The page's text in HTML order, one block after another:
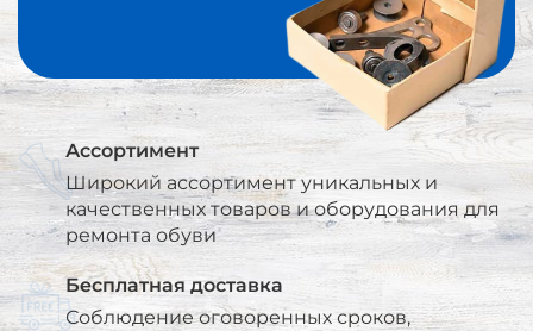
Ассортимент
Широкий ассортимент уникальных и
качественных товаров и оборудования для
ремонта обуви
Бесплатная доставка
Соблюдение оговоренных сроков,